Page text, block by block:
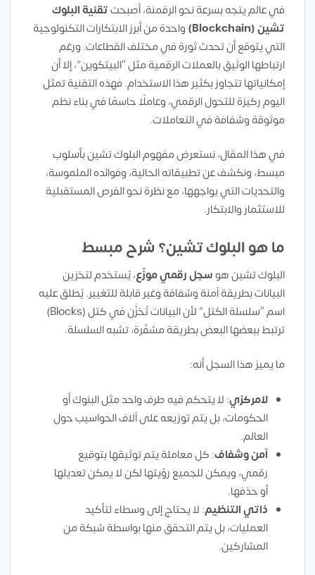
في عالم يتجه بسرعة نحو الرقمنة، أصبحتتقنية البلوك
تشين (Blockchain)
واحدة من أبرز الابتكارات التكنولوجية
التي يتوقع أن تحدث ثورة في مختلف القطاعات. ورغم
ارتباطها الوثيق بالعملات الرقمية مثل “البيتكوين”، إلا أن
إمكانياتها تتجاوز بكثير هذا الاستخدام. فهذه التقنية تمثل
اليوم ركيزة للتحول الرقمي، وعاملًا حاسمًا في بناء نظم
موثوقة وشفافة في التعاملات.
في هذا المقال، نستعرض مفهوم البلوك تشين بأسلوب
مبسط، ونكشف عن تطبيقاته الحالية، وفوائده الملموسة،
والتحديات التي يواجهها، مع نظرة نحو الفرص المستقبلية
للاستثمار والابتكار.
ما هو البلوك تشين؟ شرح مبسط
البلوك تشين هوسجل رقمي موزّع، يُستخدم لتخزين
البيانات بطريقة آمنة وشفافة وغير قابلة للتغيير. يُطلق عليه
اسم “سلسلة الكتل” لأن البيانات تُخزَّن في كتل (Blocks)
ترتبط ببعضها البعض بطريقة مشفّرة، تشبه السلسلة.
ما يميز هذا السجل أنه:
لامركزي: لا يتحكم فيه طرف واحد مثل البنوك أو
الحكومات، بل يتم توزيعه على آلاف الحواسيب حول
العالم.
آمن وشفاف: كل معاملة يتم توثيقها بتوقيع
رقمي، ويمكن للجميع رؤيتها لكن لا يمكن تعديلها
أو حذفها.
ذاتي التنظيم: لا يحتاج إلى وسطاء لتأكيد
العمليات، بل يتم التحقق منها بواسطة شبكة من
المشاركين.